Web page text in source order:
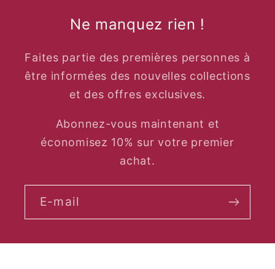
Ne manquez rien !
Faites partie des premières personnes à
être informées des nouvelles collections
et des offres exclusives.
Abonnez-vous maintenant et
économisez 10% sur votre premier
achat.
E-mail